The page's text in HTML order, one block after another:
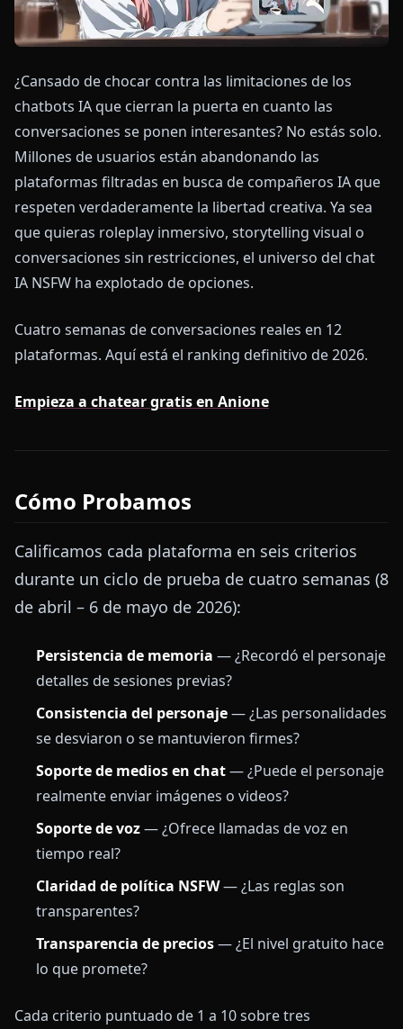
¿Cansado de chocar contra las limitaciones de los
chatbots IA que cierran la puerta en cuanto las
conversaciones se ponen interesantes? No estás solo.
Millones de usuarios están abandonando las
plataformas filtradas en busca de compañeros IA que
respeten verdaderamente la libertad creativa. Ya sea
que quieras roleplay inmersivo, storytelling visual o
conversaciones sin restricciones, el universo del chat
IA NSFW ha explotado de opciones.
Cuatro semanas de conversaciones reales en 12
plataformas. Aquí está el ranking definitivo de 2026.
Empieza a chatear gratis en Anione
Cómo Probamos
Calificamos cada plataforma en seis criterios
durante un ciclo de prueba de cuatro semanas (8
de abril – 6 de mayo de 2026):
Persistencia de memoria — ¿Recordó el personaje
detalles de sesiones previas?
Consistencia del personaje— ¿Las personalidades
se desviaron o se mantuvieron firmes?
Soporte de medios en chat— ¿Puede el personaje
realmente enviar imágenes o videos?
Soporte de voz— ¿Ofrece llamadas de voz en
tiempo real?
Claridad de política NSFW— ¿Las reglas son
transparentes?
Transparencia de precios— ¿El nivel gratuito hace
lo que promete?
Cada criterio puntuado de 1 a 10 sobre tres